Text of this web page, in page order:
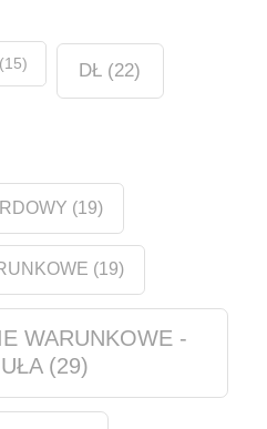
DŁ (22)
(19)
(19)
WARUNKOWE -
(29)